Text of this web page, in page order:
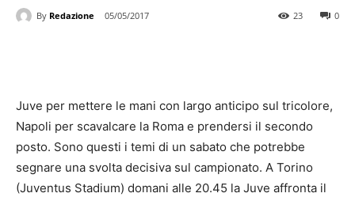
By Redazione 05/05/2017 0
23
Juve per mettere le mani con largo anticipo sul tricolore,
Napoli per scavalcare la Roma e prendersi il secondo
posto. Sono questi i temi di un sabato che potrebbe
segnare una svolta decisiva sul campionato. A Torino
(Juventus Stadium) domani alle 20.45 la Juve affronta il